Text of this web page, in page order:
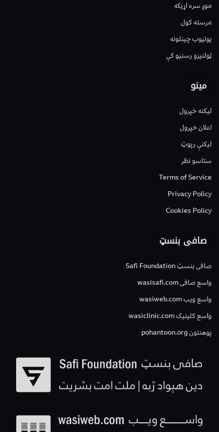
موږ سره اړیکه
مرسته کول
یوتیوب چینلونه
ټولنیزو رسنیو کې
مینو
لیکنه خپرول
اعلان خپرول
لیکنې رپوټ
ستاسو نظر
Terms of Service
Privacy Policy
Cookies Policy
صافی بنسټ
صافی بنسټ Safi Foundation
واسع صافی wasisafi.com
واسع ویب wasiweb.com
واسع کلینیک wasiclinic.com
پوهنتون pohantoon.org